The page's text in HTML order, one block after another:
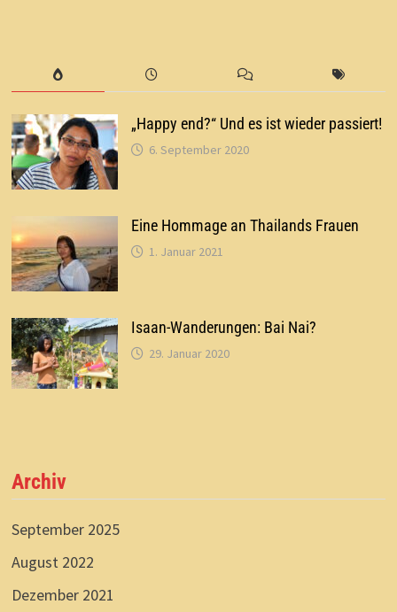
„Happy end?“ Und es ist wieder passiert!
6. September 2020
Eine Hommage an Thailands Frauen
1. Januar 2021
Isaan-Wanderungen: Bai Nai?
29. Januar 2020
Archiv
September 2025
August 2022
Dezember 2021